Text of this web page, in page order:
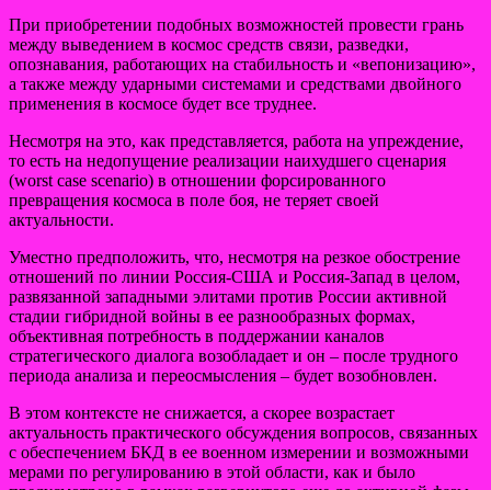
При приобретении подобных возможностей провести грань
между выведением в космос средств связи, разведки,
опознавания, работающих на стабильность и «вепонизацию»,
а также между ударными системами и средствами двойного
применения в космосе будет все труднее.
Несмотря на это, как представляется, работа на упреждение,
то есть на недопущение реализации наихудшего сценария
(worst case scenario) в отношении форсированного
превращения космоса в поле боя, не теряет своей
актуальности.
Уместно предположить, что, несмотря на резкое обострение
отношений по линии Россия-США и Россия-Запад в целом,
развязанной западными элитами против России активной
стадии гибридной войны в ее разнообразных формах,
объективная потребность в поддержании каналов
стратегического диалога возобладает и он – после трудного
периода анализа и переосмысления – будет возобновлен.
В этом контексте не снижается, а скорее возрастает
актуальность практического обсуждения вопросов, связанных
с обеспечением БКД в ее военном измерении и возможными
мерами по регулированию в этой области, как и было